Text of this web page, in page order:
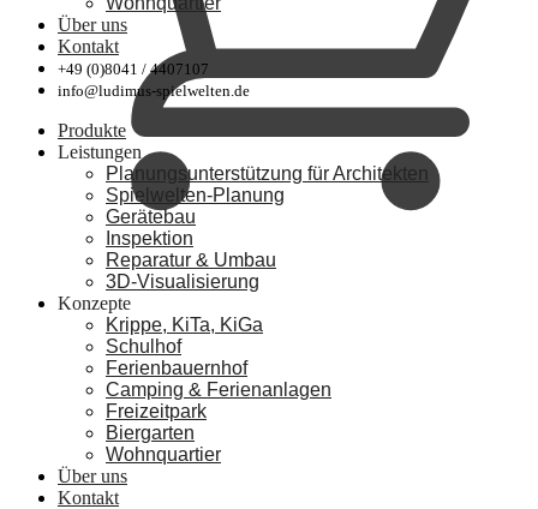
Über uns
Kontakt
+49 (0)8041 / 4407107
info@ludimus-spielwelten.de
Produkte
Leistungen
Planungsunterstützung für Architekten
Spielwelten-Planung
Gerätebau
Inspektion
Reparatur & Umbau
3D-Visualisierung
Konzepte
Krippe, KiTa, KiGa
Schulhof
Ferienbauernhof
Camping & Ferienanlagen
Freizeitpark
Biergarten
Wohnquartier
Über uns
Kontakt